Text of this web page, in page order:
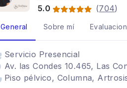
5.0
(704)
General Sobre mí
Servicio Presencial
Av. las Condes 10.465, Las
Piso pélvico, Columna,